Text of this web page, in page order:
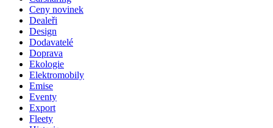
Ceny novinek
Dealeři
Design
Dodavatelé
Doprava
Ekologie
Elektromobily
Emise
Eventy
Export
Fleety